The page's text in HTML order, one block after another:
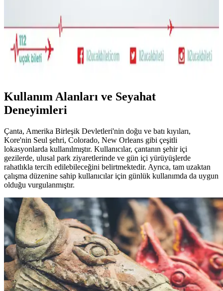
22.5L ve Kişisel Eşya ile Seyahat veya Tek 30L Sırt
Çantası Tercihi: Hava Yolu Kısıtlamaları ve Konfor
Seyahatlerde 22.5L sırt çantası ve kişisel eşya kombinasyonu ile tek
28-30L sırt çantası arasındaki avantajlar, hava yolu kısıtlamaları ve
taşıma konforu açısından karşılaştırılıyor.
Kullanım Alanları ve Seyahat
Deneyimleri
Çanta, Amerika Birleşik Devletleri'nin doğu ve batı kıyıları,
Kore'nin Seul şehri, Colorado, New Orleans gibi çeşitli
lokasyonlarda kullanılmıştır. Kullanıcılar, çantanın şehir içi
gezilerde, ulusal park ziyaretlerinde ve gün içi yürüyüşlerde
rahatlıkla tercih edilebileceğini belirtmektedir. Ayrıca, tam uzaktan
çalışma düzenine sahip kullanıcılar için günlük kullanımda da uygun
olduğu vurgulanmıştır.